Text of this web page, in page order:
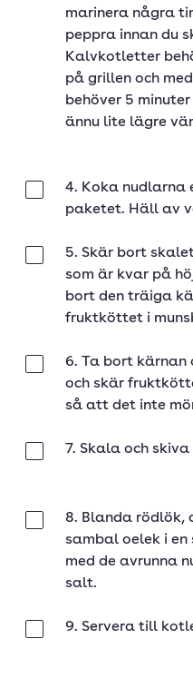
marinera några
peppra innan du
Kalvkotletter
på grillen och
behöver 5
ännu lite lägre
4. Koka nudlarna
paketet. Häll av
5. Skär bort
som är kvar på
bort den träiga
fruktköttet i
6. Ta bort
och skär
så att det inte
7. Skala och
8. Blanda rödlök,
sambal oelek i
med de avrunna
salt.
9. Servera till